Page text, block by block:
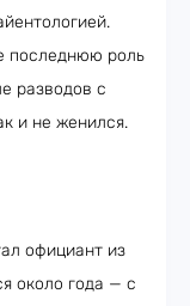
последнюю роль
разводов с
и не женился.
официант из
около года — с